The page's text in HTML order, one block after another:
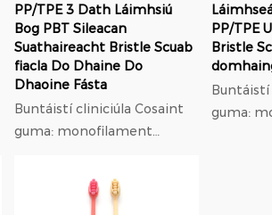
PP/TPE 3 Dath Láimhsiú
Bog PBT Sileacan
Suathaireacht Bristle Scuab
fiacla Do Dhaine Do
Dhaoine Fásta
Buntáistí cliniciúla Cosaint
guma: monofilament
modulus íseal leaisteach,
37% níos lú brú ar gumaí ná
PP/TPE
Bristle
Buntáistí
guma: